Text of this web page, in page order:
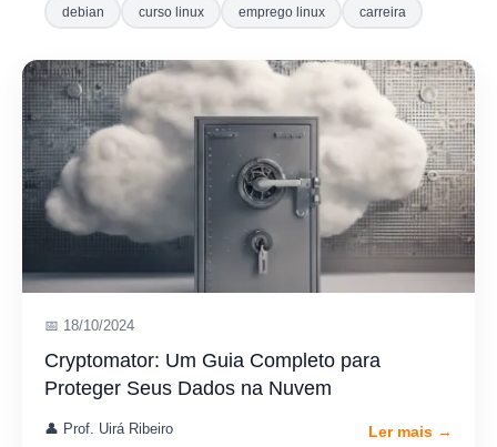
debian curso linux emprego linux carreira
📅 18/10/2024
Cryptomator: Um Guia Completo para
Proteger Seus Dados na Nuvem
👤 Prof. Uirá Ribeiro Ler mais →